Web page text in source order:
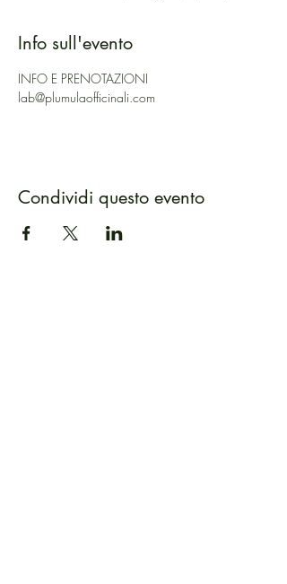
Info sull'evento
INFO E PRENOTAZIONI
lab@plumulaofficinali.com
Condividi questo evento